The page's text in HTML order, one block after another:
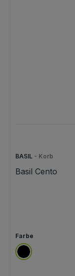
BASIL - Korb
Basil Cento
Farbe
schwarz